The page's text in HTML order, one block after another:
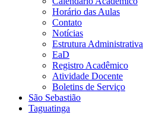
Horário das Aulas
Contato
Notícias
Estrutura Administrativa
EaD
Registro Acadêmico
Atividade Docente
Boletins de Serviço
São Sebastião
Taguatinga